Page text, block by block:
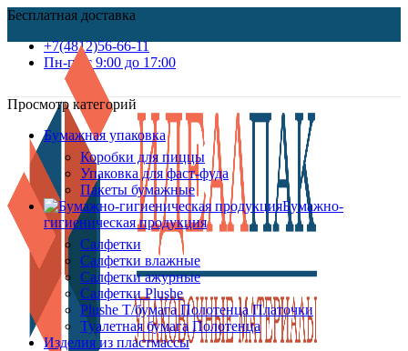
Бесплатная доставка
+7(4812)56-66-11
Пн-пт c 9:00 до 17:00
Просмотр категорий
Бумажная упаковка
Коробки для пиццы
Упаковка для фаст-фуда
Пакеты бумажные
Бумажно-
гигиеническая продукция
Салфетки
Салфетки влажные
Салфетки ажурные
Салфетки Plushe
Plushe Т/бумага Полотенца Платочки
Туалетная бумага Полотенца
Изделия из пластмассы